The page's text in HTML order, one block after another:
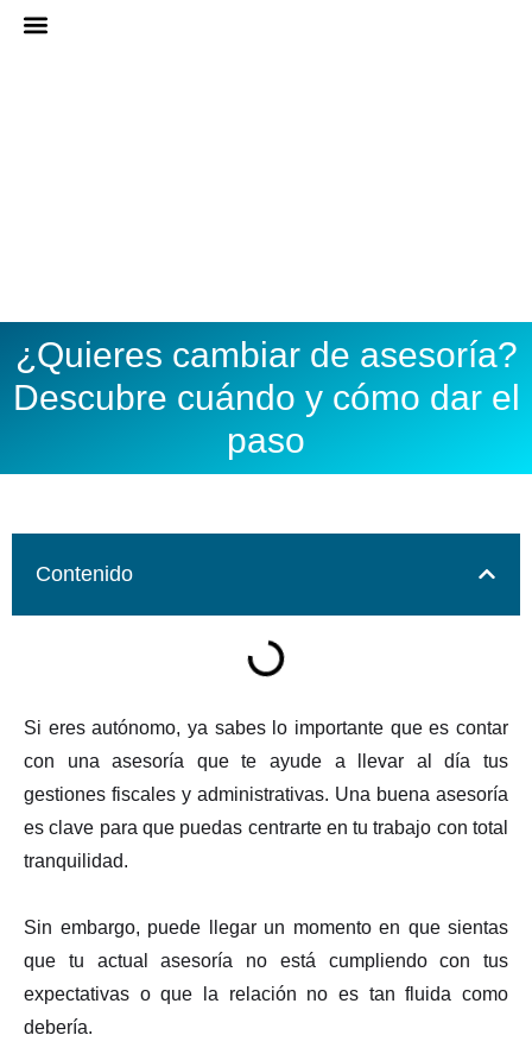
¿Quieres cambiar de asesoría?
Descubre cuándo y cómo dar el
paso
Contenido
Si eres autónomo, ya sabes lo importante que es contar
con una asesoría que te ayude a llevar al día tus
gestiones fiscales y administrativas. Una buena asesoría
es clave para que puedas centrarte en tu trabajo con total
tranquilidad.
Sin embargo, puede llegar un momento en que sientas
que tu actual asesoría no está cumpliendo con tus
expectativas o que la relación no es tan fluida como
debería.